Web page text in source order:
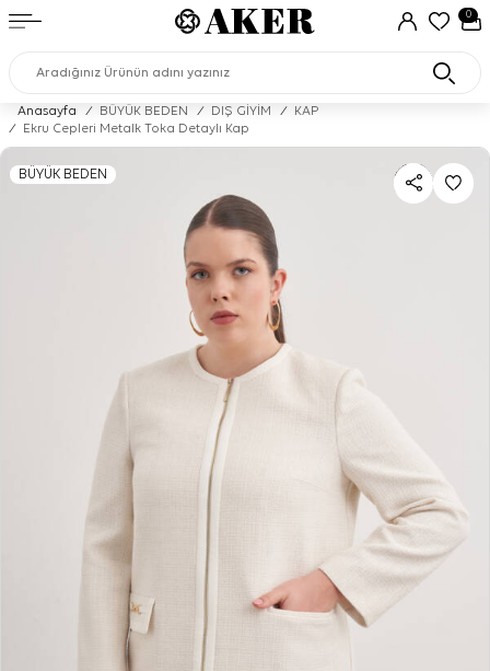
0
Anasayfa / BÜYÜK BEDEN / DIŞ GİYİM /
KAP
/
Ekru Cepleri Metalk Toka Detaylı Kap
BÜYÜK BEDEN